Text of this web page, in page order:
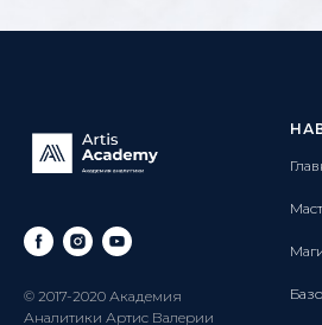
© 2017-2020 Академия
Аналитики Артис Валерии